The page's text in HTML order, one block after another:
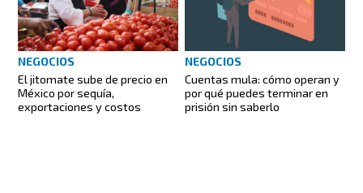
NEGOCIOS
El jitomate sube de precio en
México por sequía,
exportaciones y costos
NEGOCIOS
Cuentas mula: cómo operan y
por qué puedes terminar en
prisión sin saberlo